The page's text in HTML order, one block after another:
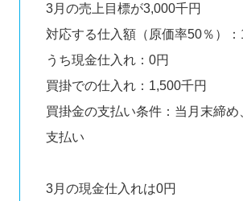
3月の売上目標が3,000千円
対応する仕入額（原価率50％）：
うち現金仕入れ：0円
買掛での仕入れ：1,500千円
買掛金の支払い条件：当月末締め
支払い
3月の現金仕入れは0円